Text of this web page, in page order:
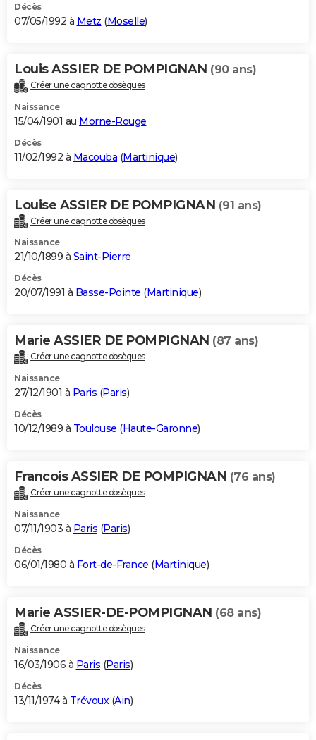
Décès
07/05/1992 à Metz (Moselle)
Louis ASSIER DE POMPIGNAN (90 ans)
Créer une cagnotte obsèques
Naissance
15/04/1901 au Morne-Rouge
Décès
11/02/1992 à Macouba (Martinique)
Louise ASSIER DE POMPIGNAN (91 ans)
Créer une cagnotte obsèques
Naissance
21/10/1899 à Saint-Pierre
Décès
20/07/1991 à Basse-Pointe (Martinique)
Marie ASSIER DE POMPIGNAN (87 ans)
Créer une cagnotte obsèques
Naissance
27/12/1901 à Paris (Paris)
Décès
10/12/1989 à Toulouse (Haute-Garonne)
Francois ASSIER DE POMPIGNAN (76 ans)
Créer une cagnotte obsèques
Naissance
07/11/1903 à Paris (Paris)
Décès
06/01/1980 à Fort-de-France (Martinique)
Marie ASSIER-DE-POMPIGNAN (68 ans)
Créer une cagnotte obsèques
Naissance
16/03/1906 à Paris (Paris)
Décès
13/11/1974 à Trévoux(Ain)